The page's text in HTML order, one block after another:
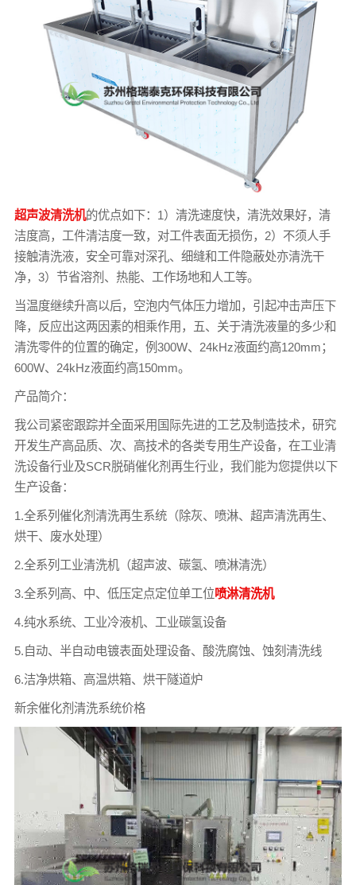
超声波清洗机的优点如下：1）清洗速度快，清洗效果好，清
洁度高，工件清洁度一致，对工件表面无损伤，2）不须人手
接触清洗液，安全可靠对深孔、细缝和工件隐蔽处亦清洗干
净，3）节省溶剂、热能、工作场地和人工等。
当温度继续升高以后，空泡内气体压力增加，引起冲击声压下
降，反应出这两因素的相乘作用，五、关于清洗液量的多少和
清洗零件的位置的确定，例300W、24kHz液面约高120mm；
600W、24kHz液面约高150mm。
产品简介：
我公司紧密跟踪并全面采用国际先进的工艺及制造技术，研究
开发生产高品质、次、高技术的各类专用生产设备，在工业清
洗设备行业及SCR脱硝催化剂再生行业，我们能为您提供以下
生产设备：
1.全系列催化剂清洗再生系统（除灰、喷淋、超声清洗再生、
烘干、废水处理）
2.全系列工业清洗机（超声波、碳氢、喷淋清洗）
3.全系列高、中、低压定点定位单工位喷淋清洗机
4.纯水系统、工业冷液机、工业碳氢设备
5.自动、半自动电镀表面处理设备、酸洗腐蚀、蚀刻清洗线
6.洁净烘箱、高温烘箱、烘干隧道炉
新余催化剂清洗系统价格